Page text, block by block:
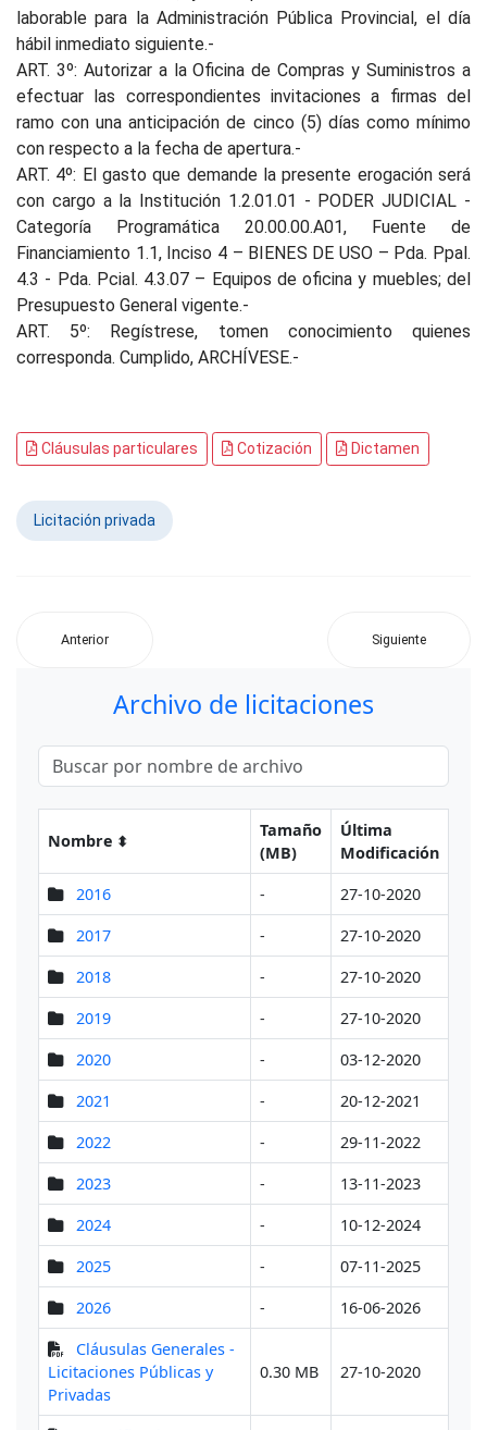
laborable para la Administración Pública Provincial, el día
hábil inmediato siguiente.-
ART. 3º: Autorizar a la Oficina de Compras y Suministros a
efectuar las correspondientes invitaciones a firmas del
ramo con una anticipación de cinco (5) días como mínimo
con respecto a la fecha de apertura.-
ART. 4º: El gasto que demande la presente erogación será
con cargo a la Institución 1.2.01.01 - PODER JUDICIAL -
Categoría Programática 20.00.00.A01, Fuente de
Financiamiento 1.1, Inciso 4 – BIENES DE USO – Pda. Ppal.
4.3 - Pda. Pcial. 4.3.07 – Equipos de oficina y muebles; del
Presupuesto General vigente.-
ART. 5º: Regístrese, tomen conocimiento quienes
corresponda. Cumplido, ARCHÍVESE.-
Cláusulas particulares Cotización Dictamen
Licitación privada
Anterior Siguiente